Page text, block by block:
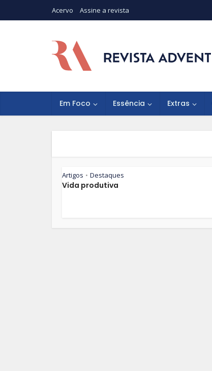
Acervo Assine a revista
Em Foco Essência Extras
Artigos • Destaques
Vida produtiva